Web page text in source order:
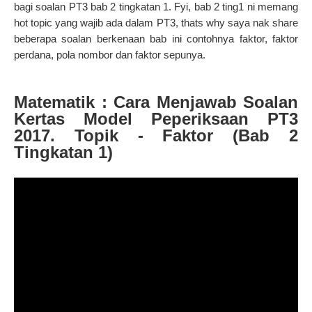
bagisoalan PT3 bab 2 tingkatan 1. Fyi, bab 2 ting1 ni memang
hot topic yang wajib ada dalam PT3, thats why saya nak share
beberapa soalan berkenaan bab ini contohnya faktor, faktor
perdana, pola nombor dan faktor sepunya.
Matematik : Cara Menjawab Soalan
Kertas Model Peperiksaan PT3
2017. Topik - Faktor (Bab 2
Tingkatan 1)